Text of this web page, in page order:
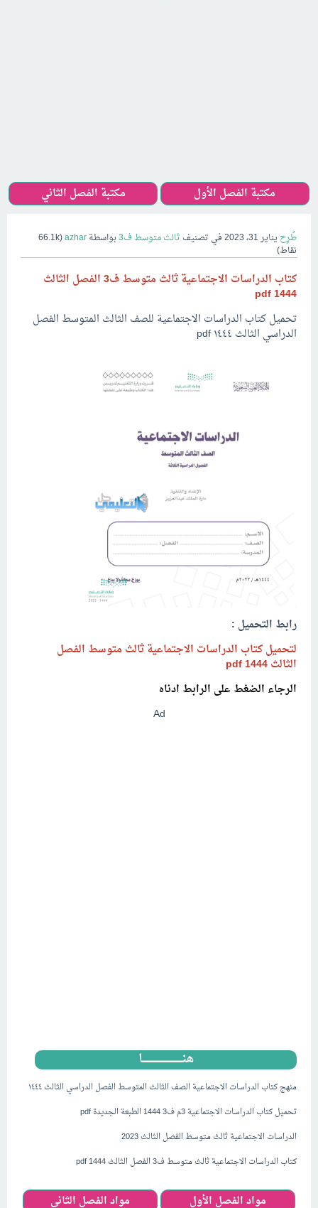
مكتبة الفصل الأول مكتبة الفصل الثاني
طُرِح يناير 31، 2023 في تصنيف ثالث متوسط ف3 بواسطةazhar
(
66.1k
نقاط)
كتاب الدراسات الاجتماعية ثالث متوسط ف3 الفصل الثالث
1444 pdf
تحميل كتاب الدراسات الاجتماعية للصف الثالث المتوسط الفصل
الدراسي الثالث ١٤٤٤ pdf
رابط التحميل :
لتحميل كتاب الدراسات الاجتماعيةثالث متوسط الفصل
الثالث1444
pdf
الرجاء الضغط على الرابط ادناه
Ad
هنــــــــــــــــــــــــــــا
منهج كتاب الدراسات الاجتماعية الصف الثالث المتوسط الفصل الدراسي الثالث ١٤٤٤
تحميل كتاب الدراسات الاجتماعية 3م ف3 1444 الطبعة الجديدة pdf
الدراسات الاجتماعية ثالث متوسط الفصل الثالث 2023
كتاب الدراسات الاجتماعية ثالث متوسط ف3 الفصل الثالث 1444 pdf
مواد الفصل الأول مواد الفصل الثاني